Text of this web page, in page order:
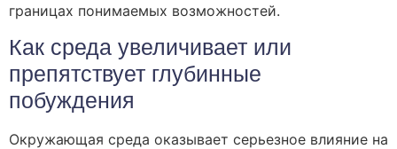
границах понимаемых возможностей.
Как среда увеличивает или
препятствует глубинные
побуждения
Окружающая среда оказывает серьезное влияние на